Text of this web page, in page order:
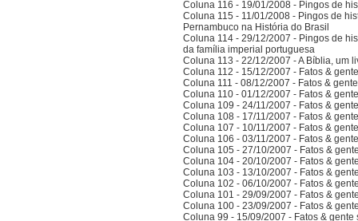
Coluna 116 - 19/01/2008 - Pingos de
Coluna 115 - 11/01/2008 - Pingos de
Pernambuco na História do Brasil
Coluna 114 - 29/12/2007 - Pingos de
da família imperial portuguesa
Coluna 113 - 22/12/2007 - A Bíblia, um
Coluna 112 - 15/12/2007 - Fatos &
Coluna 111 - 08/12/2007 - Fatos &
Coluna 110 - 01/12/2007 - Fatos &
Coluna 109 - 24/11/2007 - Fatos &
Coluna 108 - 17/11/2007 - Fatos &
Coluna 107 - 10/11/2007 - Fatos &
Coluna 106 - 03/11/2007 - Fatos &
Coluna 105 - 27/10/2007 - Fatos &
Coluna 104 - 20/10/2007 - Fatos &
Coluna 103 - 13/10/2007 - Fatos &
Coluna 102 - 06/10/2007 - Fatos &
Coluna 101 - 29/09/2007 - Fatos &
Coluna 100 - 23/09/2007 - Fatos &
Coluna 99 - 15/09/2007 - Fatos &